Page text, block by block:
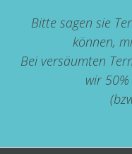
Bitte sagen sie
können,
Bei versäumten
wir